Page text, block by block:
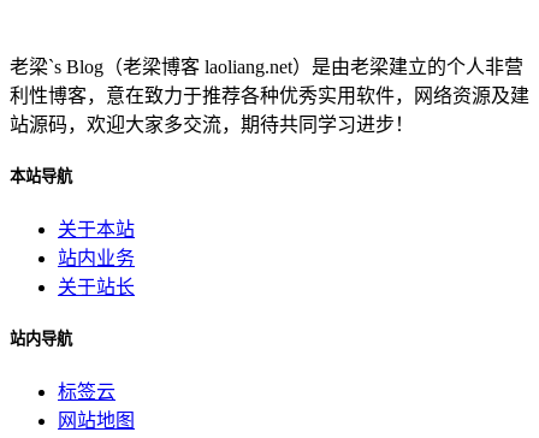
老梁`s Blog（老梁博客 laoliang.net）是由老梁建立的个人非营
利性博客，意在致力于推荐各种优秀实用软件，网络资源及建
站源码，欢迎大家多交流，期待共同学习进步！
本站导航
关于本站
站内业务
关于站长
站内导航
标签云
网站地图